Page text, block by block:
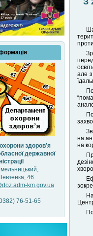
здоров’я
державної
46
km.gov.ua
76-51-65
але
на
на